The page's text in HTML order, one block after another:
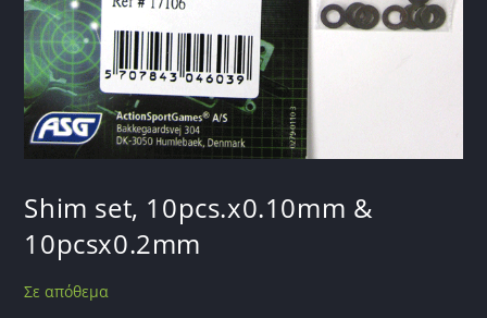
Shim set, 10pcs.x0.10mm &
10pcsx0.2mm
Σε απόθεμα